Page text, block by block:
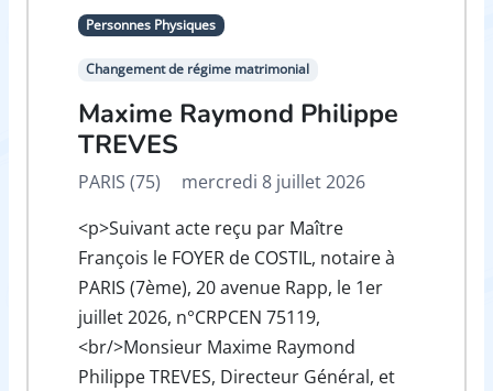
Personnes Physiques
Changement de régime matrimonial
Maxime Raymond Philippe
TREVES
PARIS (75)
mercredi 8 juillet 2026
<p>Suivant acte reçu par Maître
François le FOYER de COSTIL, notaire à
PARIS (7ème), 20 avenue Rapp, le 1er
juillet 2026, n°CRPCEN 75119,
<br/>Monsieur Maxime Raymond
Philippe TREVES, Directeur Général, et